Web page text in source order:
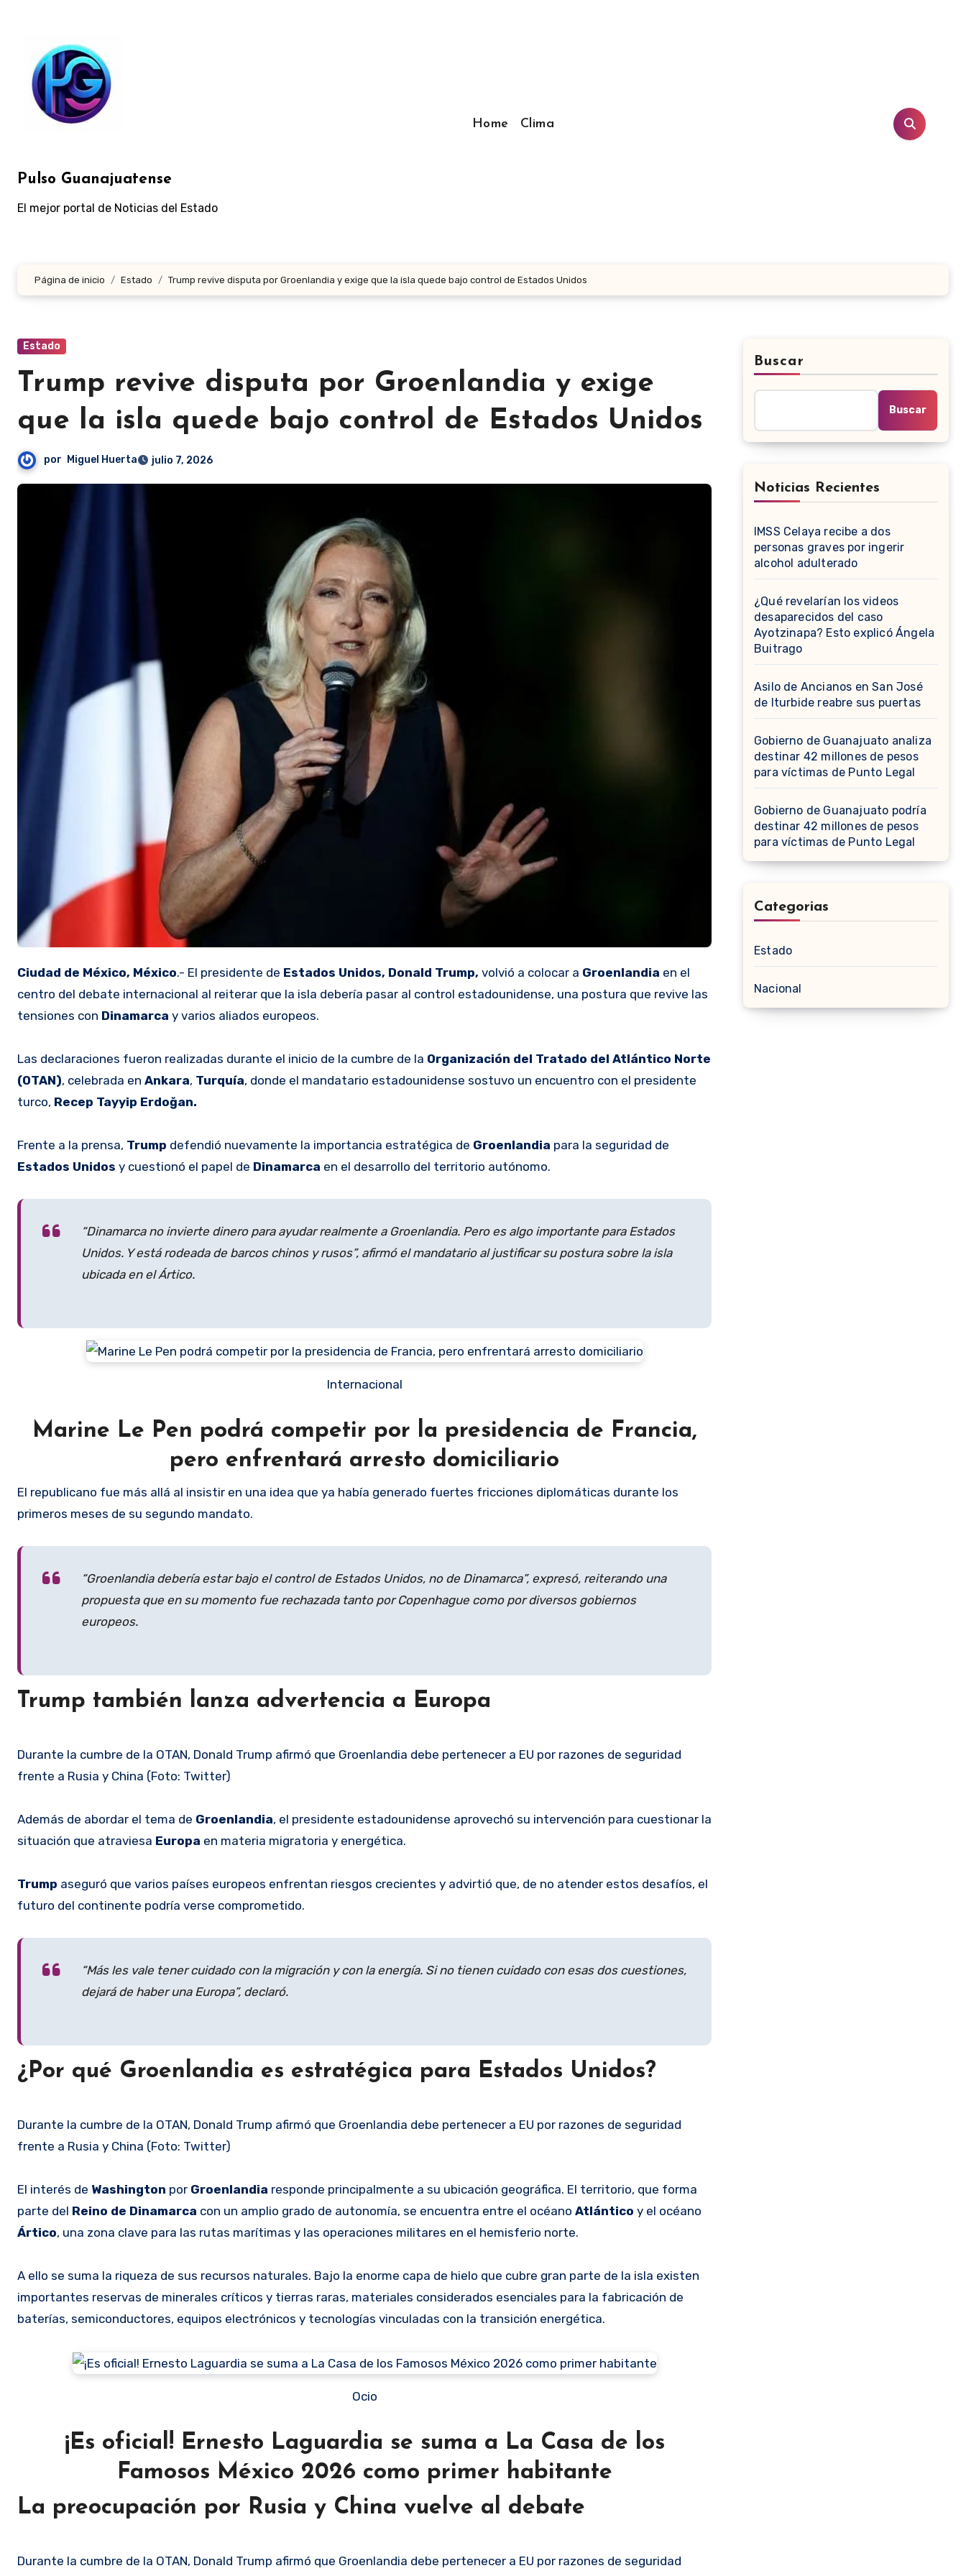
contenido
Pulso Guanajuatense
El mejor portal de Noticias del Estado
Home Clima
Página de inicio Estado Trump revive disputa por Groenlandia y exige que la isla quede bajo control de Estados Unidos
Estado
Trump revive disputa por Groenlandia y exige
que la isla quede bajo control de Estados Unidos
por Miguel Huerta julio 7, 2026
Ciudad de México, México.- El presidente de Estados Unidos, Donald Trump, volvió a colocar a Groenlandia en el
centro del debate internacional al reiterar que la isla debería pasar al control estadounidense, una postura que revive las
tensiones con Dinamarca y varios aliados europeos.
Las declaraciones fueron realizadas durante el inicio de la cumbre de la Organización del Tratado del Atlántico Norte
(OTAN), celebrada en Ankara, Turquía, donde el mandatario estadounidense sostuvo un encuentro con el presidente
turco, Recep Tayyip Erdoğan.
Frente a la prensa, Trump defendió nuevamente la importancia estratégica de Groenlandia para la seguridad de
Estados Unidos y cuestionó el papel de Dinamarca en el desarrollo del territorio autónomo.
“Dinamarca no invierte dinero para ayudar realmente a Groenlandia. Pero es algo importante para Estados
Unidos. Y está rodeada de barcos chinos y rusos”, afirmó el mandatario al justificar su postura sobre la isla
ubicada en el Ártico.
Internacional
Marine Le Pen podrá competir por la presidencia de Francia,
pero enfrentará arresto domiciliario
El republicano fue más allá al insistir en una idea que ya había generado fuertes fricciones diplomáticas durante los
primeros meses de su segundo mandato.
“Groenlandia debería estar bajo el control de Estados Unidos, no de Dinamarca”, expresó, reiterando una
propuesta que en su momento fue rechazada tanto por Copenhague como por diversos gobiernos
europeos.
Trump también lanza advertencia a Europa
Durante la cumbre de la OTAN, Donald Trump afirmó que Groenlandia debe pertenecer a EU por razones de seguridad
frente a Rusia y China (Foto: Twitter)
Además de abordar el tema de Groenlandia, el presidente estadounidense aprovechó su intervención para cuestionar la
situación que atraviesa Europa en materia migratoria y energética.
Trump aseguró que varios países europeos enfrentan riesgos crecientes y advirtió que, de no atender estos desafíos, el
futuro del continente podría verse comprometido.
“Más les vale tener cuidado con la migración y con la energía. Si no tienen cuidado con esas dos cuestiones,
dejará de haber una Europa”, declaró.
¿Por qué Groenlandia es estratégica para Estados Unidos?
Durante la cumbre de la OTAN, Donald Trump afirmó que Groenlandia debe pertenecer a EU por razones de seguridad
frente a Rusia y China (Foto: Twitter)
El interés de Washington por Groenlandia responde principalmente a su ubicación geográfica. El territorio, que forma
parte del Reino de Dinamarca con un amplio grado de autonomía, se encuentra entre el océano Atlántico y el océano
Ártico, una zona clave para las rutas marítimas y las operaciones militares en el hemisferio norte.
A ello se suma la riqueza de sus recursos naturales. Bajo la enorme capa de hielo que cubre gran parte de la isla existen
importantes reservas de minerales críticos y tierras raras, materiales considerados esenciales para la fabricación de
baterías, semiconductores, equipos electrónicos y tecnologías vinculadas con la transición energética.
Ocio
¡Es oficial! Ernesto Laguardia se suma a La Casa de los
Famosos México 2026 como primer habitante
La preocupación por Rusia y China vuelve al debate
Durante la cumbre de la OTAN, Donald Trump afirmó que Groenlandia debe pertenecer a EU por razones de seguridad
Buscar
Buscar
Noticias Recientes
IMSS Celaya recibe a dos
personas graves por ingerir
alcohol adulterado
¿Qué revelarían los videos
desaparecidos del caso
Ayotzinapa? Esto explicó Ángela
Buitrago
Asilo de Ancianos en San José
de Iturbide reabre sus puertas
Gobierno de Guanajuato analiza
destinar 42 millones de pesos
para víctimas de Punto Legal
Gobierno de Guanajuato podría
destinar 42 millones de pesos
para víctimas de Punto Legal
Categorias
Estado
Nacional